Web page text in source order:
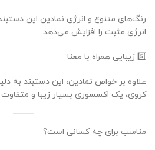
رنگ‌های متنوع و انرژی نمادین این
انرژی مثبت را افزایش می‌دهد.
5️⃣ زیبایی همراه با معنا
علاوه بر خواص نمادین، این دستبند به
کروی، یک اکسسوری بسیار زیبا و
مناسب برای چه کسانی است؟